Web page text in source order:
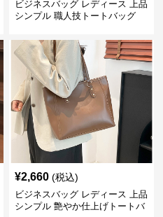
ビジネスバッグ レディース 上品
シンプル 職人技トートバッグ
¥2,660 (税込)
ビジネスバッグ レディース 上品
シンプル 艶やか仕上げトートバ